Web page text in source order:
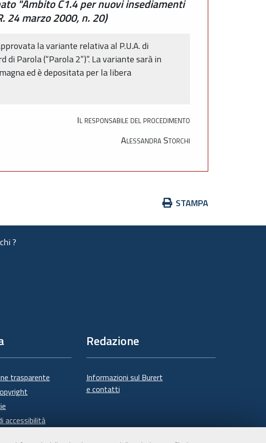
"Ambito C1.4 per nuovi insediamenti
24 marzo 2000, n. 20)
la variante relativa al P.U.A. di
Parola (“Parola 2”)”. La variante sarà in
ed è depositata per la libera
Il responsabile del procedimento
Alessandra Storchi
Azioni
documento
STAMPA
?
trasparente
accessibilità
Redazione
Informazioni sul Burert
e contatti